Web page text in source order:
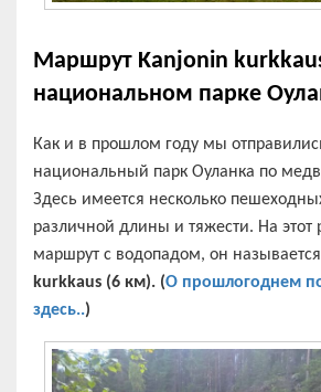
Маршрут Kanjonin
национальном парке
Как и в прошлом году мы
национальный парк Оуланка по
Здесь имеется несколько
различной длины и тяжести. На
маршрут с водопадом, он называется
kurkkaus (6 км). (О прошлогоднем
здесь..)